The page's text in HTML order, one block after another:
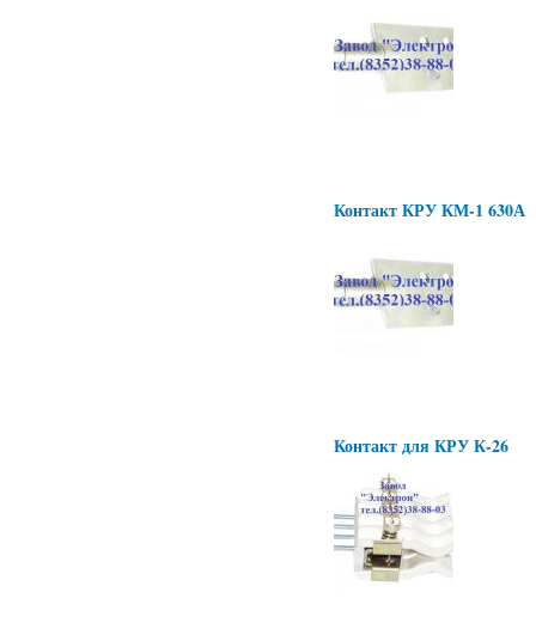
Контакт КРУ КМ-1 630А
Контакт для КРУ К-26